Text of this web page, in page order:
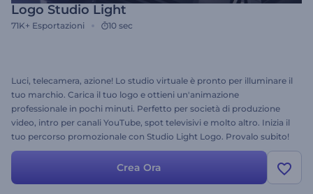
Logo Studio Light
71K+ Esportazioni 10 sec
Luci, telecamera, azione! Lo studio virtuale è pronto per illuminare il
tuo marchio. Carica il tuo logo e ottieni un'animazione
professionale in pochi minuti. Perfetto per società di produzione
video, intro per canali YouTube, spot televisivi e molto altro. Inizia il
tuo percorso promozionale con Studio Light Logo. Provalo subito!
Crea Ora